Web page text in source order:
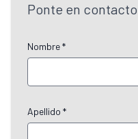
Ponte en contacto
Nombre *
Apellido *